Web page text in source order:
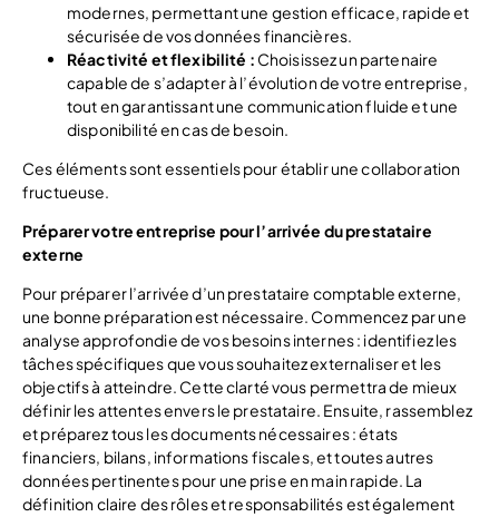
modernes, permettant une gestion efficace, rapide et
sécurisée de vos données financières.
Réactivité et flexibilité : Choisissez un partenaire
capable de s’adapter à l’évolution de votre entreprise,
tout en garantissant une communication fluide et une
disponibilité en cas de besoin.
Ces éléments sont essentiels pour établir une collaboration
fructueuse.
Préparer votre entreprise pour l’arrivée du prestataire
externe
Pour préparer l’arrivée d’un prestataire comptable externe,
une bonne préparation est nécessaire. Commencez par une
analyse approfondie de vos besoins internes : identifiez les
tâches spécifiques que vous souhaitez externaliser et les
objectifs à atteindre. Cette clarté vous permettra de mieux
définir les attentes envers le prestataire. Ensuite, rassemblez
et préparez tous les documents nécessaires : états
financiers, bilans, informations fiscales, et toutes autres
données pertinentes pour une prise en main rapide. La
définition claire des rôles et responsabilités est également